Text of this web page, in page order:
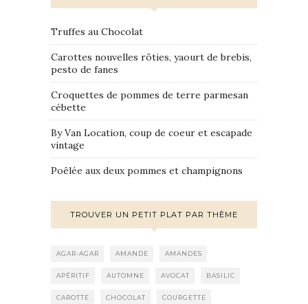
Truffes au Chocolat
Carottes nouvelles rôties, yaourt de brebis,
pesto de fanes
Croquettes de pommes de terre parmesan
cébette
By Van Location, coup de coeur et escapade
vintage
Poêlée aux deux pommes et champignons
TROUVER UN PETIT PLAT PAR THÈME
AGAR-AGAR AMANDE AMANDES
APÉRITIF AUTOMNE AVOCAT BASILIC
CAROTTE CHOCOLAT COURGETTE